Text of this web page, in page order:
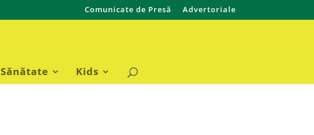
Comunicate de Presă Advertoriale
Sănătate Kids